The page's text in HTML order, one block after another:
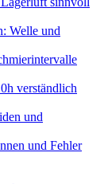
Welle und
verständlich
und
und Fehler